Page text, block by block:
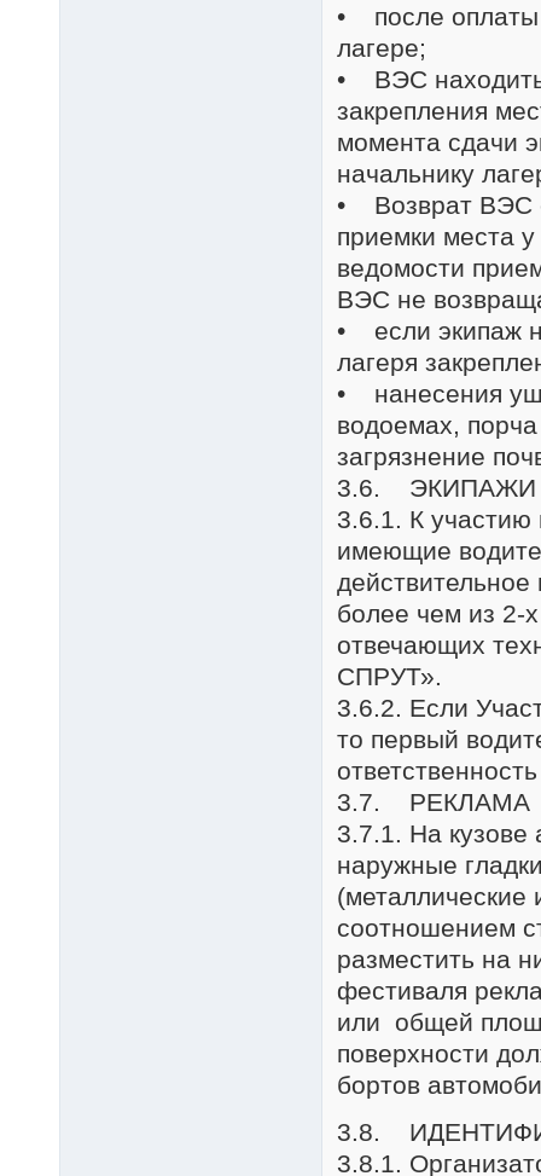
• после оплаты
лагере;
• ВЭС
закрепления
момента сдачи
начальнику
• Возврат ВЭС
приемки места
ведомости
ВЭС не
• если экипаж
лагеря
• нанесения
водоемах,
загрязнение
3.6. ЭКИПАЖИ
3.6.1. К участию
имеющие
более чем из 2-
отвечающих
СПРУТ».
3.6.2. Если
то первый
3.7. РЕКЛАМА
3.7.1. На
наружные
соотношением
разместить на
фестиваля
или общей
поверхности
бортов
3.8.
3.8.1.